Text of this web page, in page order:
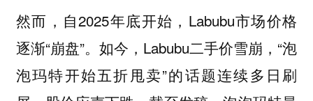
然而，自2025年底开始，Labubu市场价格
逐渐“崩盘”。如今，Labubu二手价雪崩，“泡
泡玛特开始五折甩卖”的话题连续多日刷